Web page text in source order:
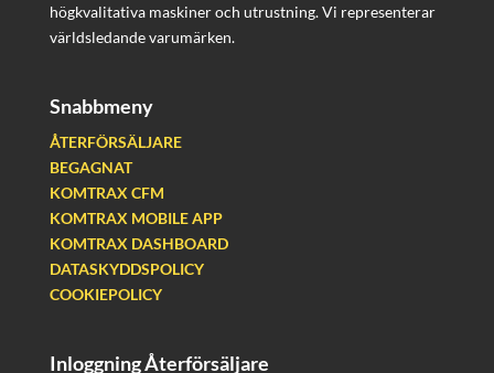
högkvalitativa maskiner och utrustning. Vi representerar
världsledande varumärken.
Snabbmeny
ÅTERFÖRSÄLJARE
BEGAGNAT
KOMTRAX CFM
KOMTRAX MOBILE APP
KOMTRAX DASHBOARD
DATASKYDDSPOLICY
COOKIEPOLICY
Inloggning Återförsäljare